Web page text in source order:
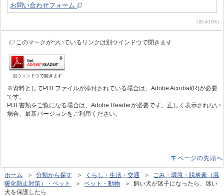
お問い合わせフォーム
（ID:4193）
このマークがついているリンクは別ウインドウで開きます
別ウィンドウで開きます
※資料としてPDFファイルが添付されている場合は、Adobe Acrobat(R)が必要
です。
PDF書類をご覧になる場合は、Adobe Readerが必要です。正しく表示されない
場合、最新バージョンをご利用ください。
ページの先頭へ
ホーム ＞分類から探す ＞ くらし・生活・交通 ＞ ごみ・環境・脱炭素（温
暖化防止対策）・ペット
＞ペット・動物
＞ 飼い犬が迷子になったら、迷い
犬を保護したら